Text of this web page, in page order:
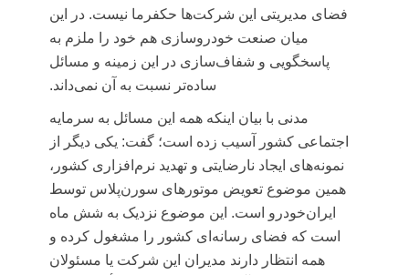
فضای مدیریتی این شرکت‌ها حکفرما نیست. در این
میان صنعت خودروسازی هم خود را ملزم به
پاسخگویی و شفاف‌سازی در این زمینه و مسائل
ساده‌تر نسبت به آن نمی‌داند.
مدنی با بیان اینکه همه این مسائل به سرمایه
اجتماعی کشور آسیب زده است؛ گفت: یکی دیگر از
نمونه‌های ایجاد نارضایتی و تهدید نرم‌افزاری کشور،
همین موضوع تعویض موتورهای سورن‌پلاس توسط
ایران‌خودرو است. این موضوع نزدیک به شش ماه
است که فضای رسانه‌ای کشور را مشغول کرده و
همه انتظار دارند مدیران این شرکت یا مسئولان